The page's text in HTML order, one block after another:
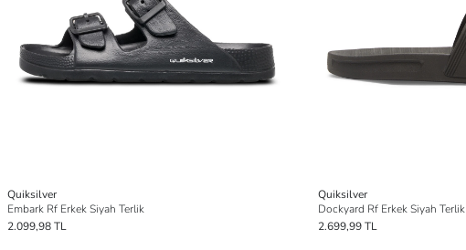
Quiksilver
Embark Rf Erkek Siyah Terlik
2.099,98 TL
Quiksilver
Dockyard Rf Erkek Siyah Terlik
2.699,99 TL